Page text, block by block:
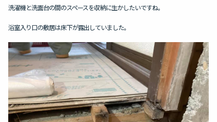
洗濯機と洗面台の間のスペースを収納に生かしたいですね。
浴室入り口の敷居は床下が露出していました。